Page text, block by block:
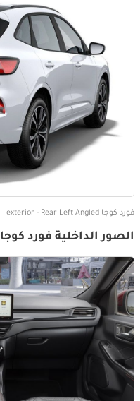
فورد كوجا exterior - Rear Left Angled
الصور الداخلية فورد كوجا